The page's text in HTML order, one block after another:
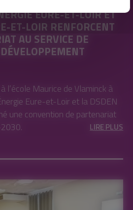
EURE-ET-LOIR ET
ET-LOIR RENFORCENT
AU SERVICE DE
l’école Maurice de Vlaminck à
Eure-et-Loir et la DSDEN
une convention de partenariat
LIRE PLUS